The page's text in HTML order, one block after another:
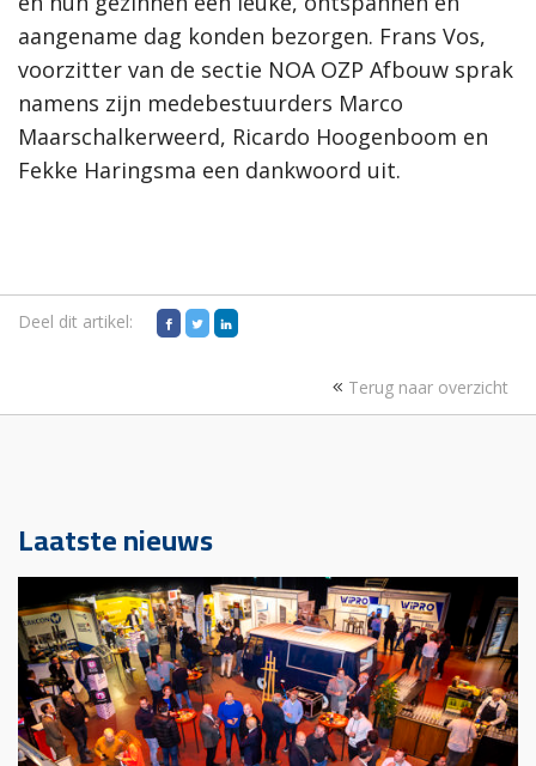
aangename dag konden bezorgen. Frans Vos,
voorzitter van de sectie NOA OZP Afbouw sprak
namens zijn medebestuurders Marco
Maarschalkerweerd, Ricardo Hoogenboom en
Fekke Haringsma een dankwoord uit.
Deel dit artikel:
Terug naar overzicht
Laatste nieuws